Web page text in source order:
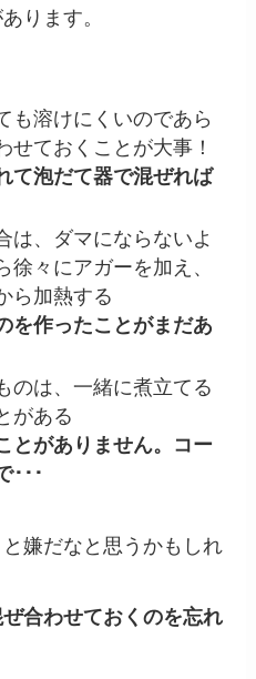
ります。
も溶けにくいのであら
せておくことが大事！
て泡だて器で混ぜれば
は、ダマにならないよ
徐々にアガーを加え、
ら加熱する
を作ったことがまだあ
のは、一緒に煮立てる
がある
とがありません。コー
･･･
嫌だなと思うかもしれ
合わせておくのを忘れ